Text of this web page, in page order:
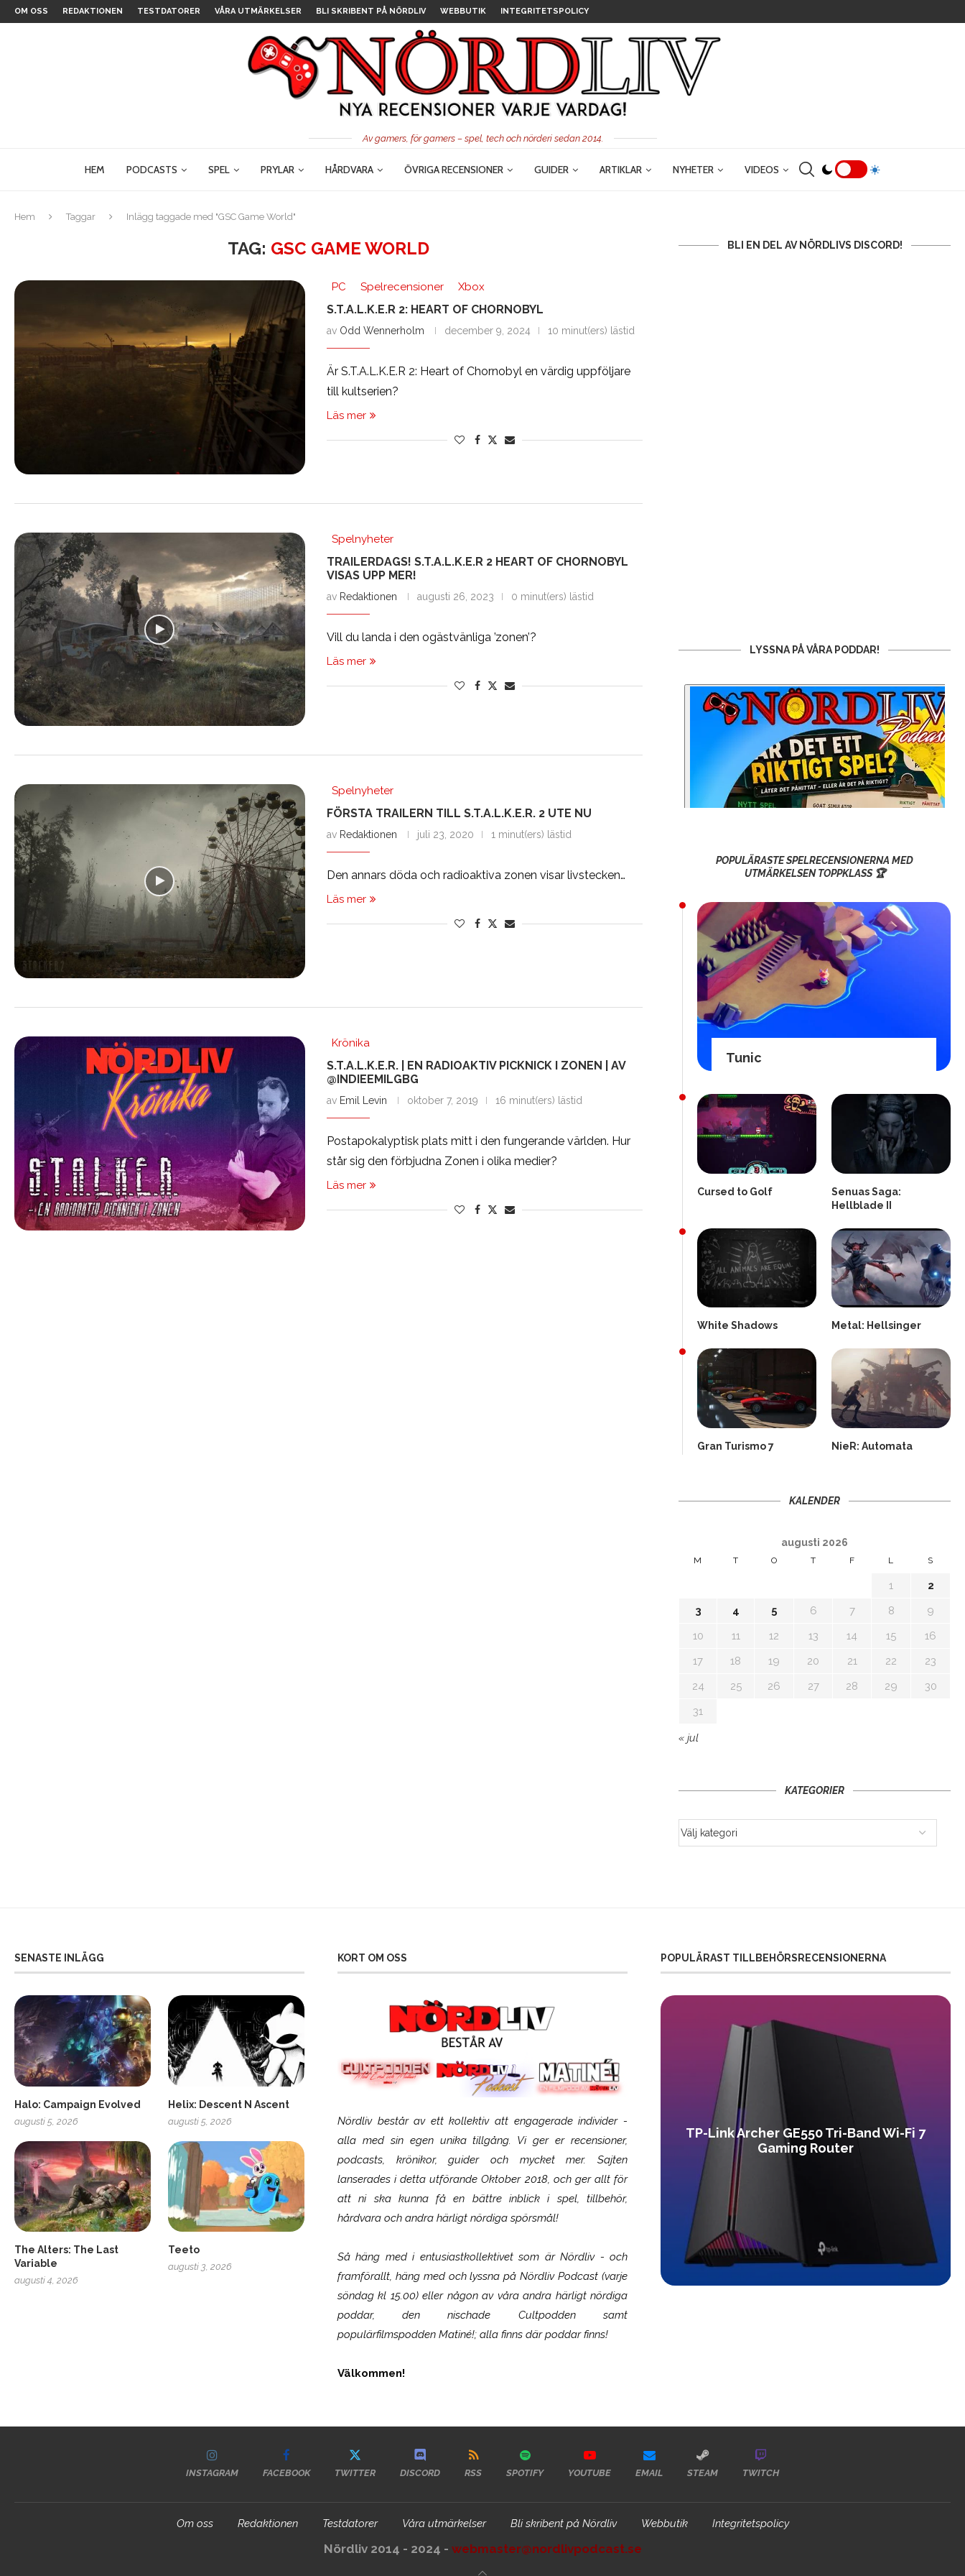
OM OSS REDAKTIONEN TESTDATORER VÅRA UTMÄRKELSER BLI SKRIBENT PÅ NÖRDLIV WEBBUTIK INTEGRITETSPOLICY
Av gamers, för gamers – spel, tech och nörderi sedan 2014.
HEM PODCASTS SPEL PRYLAR HÅRDVARA ÖVRIGA RECENSIONER GUIDER ARTIKLAR NYHETER VIDEOS
Hem Taggar Inlägg taggade med "GSC Game World"
TAG: GSC GAME WORLD
PC Spelrecensioner Xbox
S.T.A.L.K.E.R 2: HEART OF CHORNOBYL
av Odd Wennerholm december 9, 2024 10 minut(ers) lästid
Är S.T.A.L.K.E.R 2: Heart of Chornobyl en värdig uppföljare
till kultserien?
Läs mer
Spelnyheter
TRAILERDAGS! S.T.A.L.K.E.R 2 HEART OF CHORNOBYL
VISAS UPP MER!
av Redaktionen augusti 26, 2023 0 minut(ers) lästid
Vill du landa i den ogästvänliga ’zonen’?
Läs mer
Spelnyheter
FÖRSTA TRAILERN TILL S.T.A.L.K.E.R. 2 UTE NU
av Redaktionen juli 23, 2020 1 minut(ers) lästid
Den annars döda och radioaktiva zonen visar livstecken…
Läs mer
Krönika
S.T.A.L.K.E.R. | EN RADIOAKTIV PICKNICK I ZONEN | AV
@INDIEEMILGBG
av Emil Levin oktober 7, 2019 16 minut(ers) lästid
Postapokalyptisk plats mitt i den fungerande världen. Hur
står sig den förbjudna Zonen i olika medier?
Läs mer
BLI EN DEL AV NÖRDLIVS DISCORD!
LYSSNA PÅ VÅRA PODDAR!
POPULÄRASTE SPELRECENSIONERNA MED
UTMÄRKELSEN TOPPKLASS 🏆
Tunic
Cursed to Golf
Senuas Saga:
Hellblade II
White Shadows Metal: Hellsinger
Gran Turismo 7 NieR: Automata
KALENDER
augusti 2026
M T O T F L S
1
2
3
4 5 6 7 8
9
10
11 12 13 14 15
16
17
18 19 20 21 22
23
24
25 26 27 28 29
30
31
« jul
KATEGORIER
SENASTE INLÄGG
Halo: Campaign Evolved
augusti 5, 2026
Helix: Descent N Ascent
augusti 5, 2026
The Alters: The Last
Variable
augusti 4, 2026
Teeto
augusti 3, 2026
KORT OM OSS
Nördliv består av ett kollektiv att engagerade individer -
alla med sin egen unika tillgång. Vi ger er recensioner,
podcasts, krönikor, guider och mycket mer. Sajten
lanserades i detta utförande Oktober 2018, och ger allt för
att ni ska kunna få en bättre inblick i spel, tillbehör,
hårdvara och andra härligt nördiga spörsmål!
Så häng med i entusiastkollektivet som ärNördliv- och
framförallt, häng med och lyssna på Nördliv Podcast (varje
söndag kl 15.00) eller någon av våra andra härligt nördiga
poddar, den nischade Cultpodden samt
populärfilmspodden Matiné!; alla finns där poddar finns!
Välkommen!
POPULÄRAST TILLBEHÖRSRECENSIONERNA
SCUF Gaming Omega Logitech G316 X 98
TP-Link Archer GE550 Tri-Band Wi-Fi 7
Gaming Router
INSTAGRAM FACEBOOK TWITTER DISCORD RSS SPOTIFY YOUTUBE EMAIL STEAM TWITCH
Om oss Redaktionen Testdatorer Våra utmärkelser Bli skribent på Nördliv Webbutik Integritetspolicy
Nördliv 2014 - 2024 - webmaster@nordlivpodcast.se